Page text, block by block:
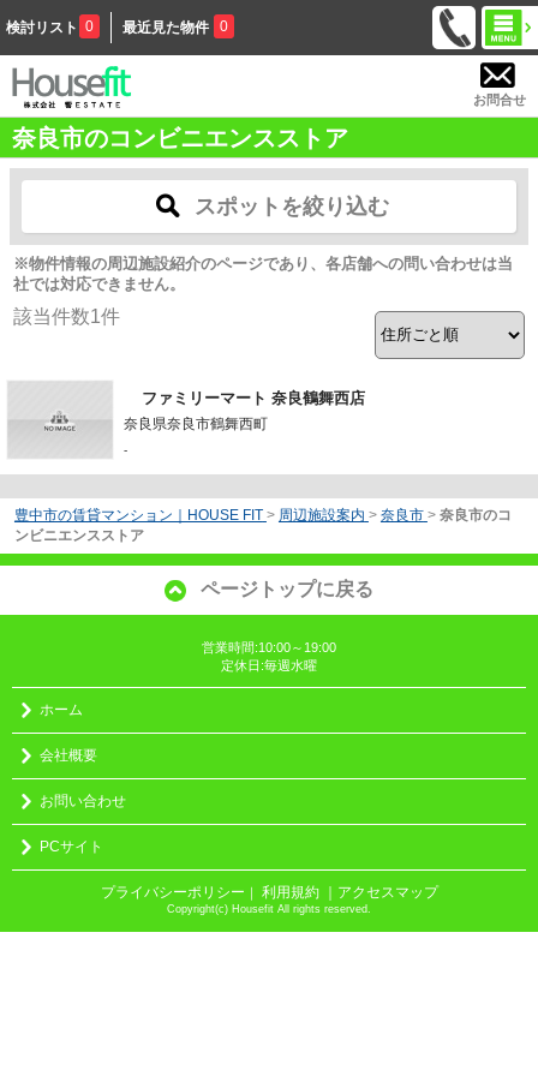
検討リスト 0 最近見た物件 0
お問合せ
奈良市のコンビニエンスストア
スポットを絞り込む
※物件情報の周辺施設紹介のページであり、各店舗への問い合わせは当
社では対応できません。
該当件数1件
ファミリーマート 奈良鶴舞西店
奈良県奈良市鶴舞西町
-
豊中市の賃貸マンション｜HOUSE FIT > 周辺施設案内 > 奈良市 > 奈良市のコ
ンビニエンスストア
ページトップに戻る
営業時間:10:00～19:00
定休日:毎週水曜
ホーム
会社概要
お問い合わせ
PCサイト
プライバシーポリシー ｜ 利用規約 ｜アクセスマップ
Copyright(c) Housefit All rights reserved.